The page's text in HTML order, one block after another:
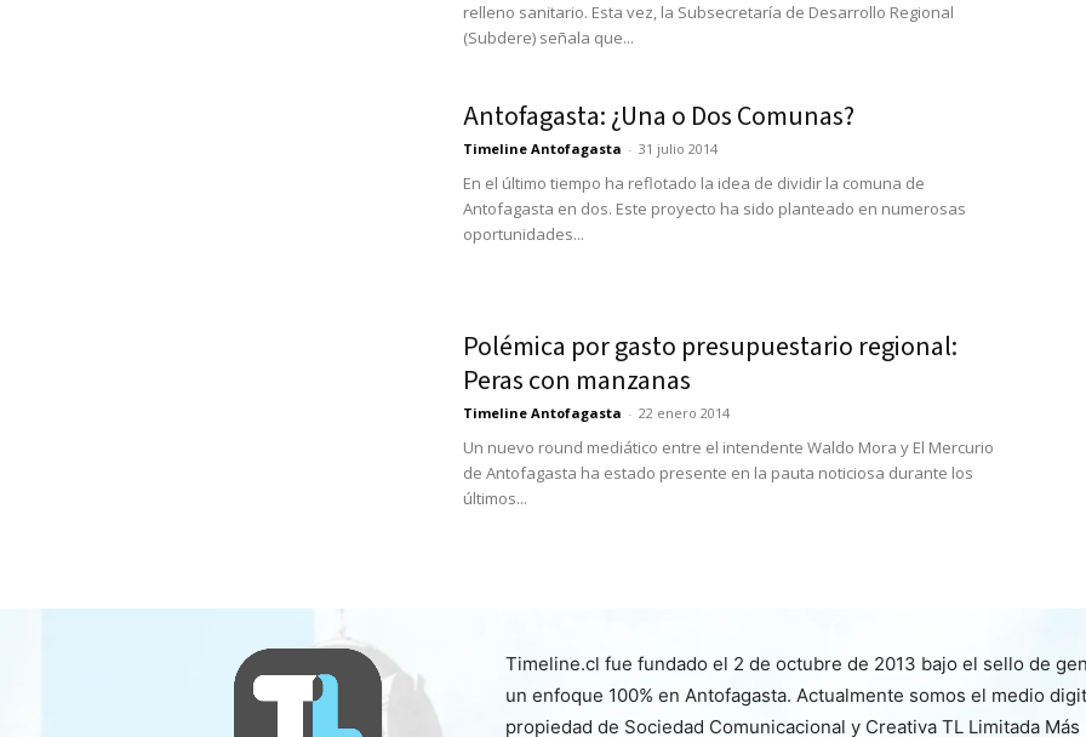
relleno sanitario. Esta vez, la Subsecretaría de Desarrollo Regional
(Subdere) señala que...
Antofagasta: ¿Una o Dos Comunas?
Timeline Antofagasta - 31 julio 2014
En el último tiempo ha reflotado la idea de dividir la comuna de
Antofagasta en dos. Este proyecto ha sido planteado en numerosas
oportunidades...
Polémica por gasto presupuestario regional:
Peras con manzanas
Timeline Antofagasta - 22 enero 2014
Un nuevo round mediático entre el intendente Waldo Mora y El Mercurio
de Antofagasta ha estado presente en la pauta noticiosa durante los
últimos...
Timeline.cl fue fundado el 2 de octubre de 2013 bajo el sello de
un enfoque 100% en Antofagasta. Actualmente somos el medio
propiedad de Sociedad Comunicacional y Creativa TL Limitada